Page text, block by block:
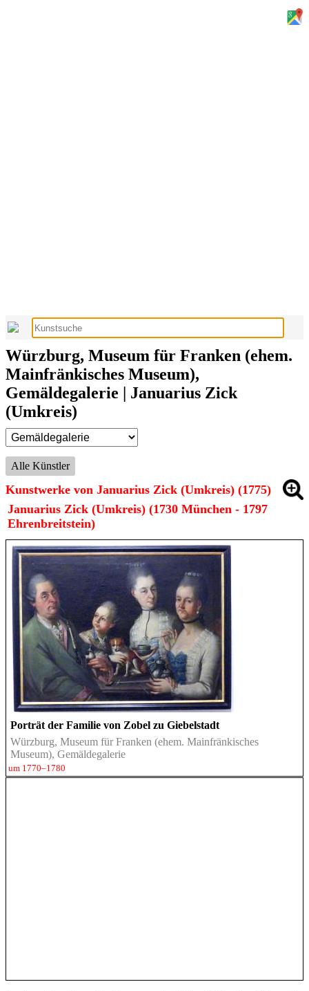
Würzburg, Museum für Franken (ehem.
Mainfränkisches Museum),
Gemäldegalerie | Januarius Zick
(Umkreis)
Alle Künstler
Kunstwerke von Januarius Zick (Umkreis) (1775)
Januarius Zick (Umkreis) (1730 München - 1797
Ehrenbreitstein)
Porträt der Familie von Zobel zu Giebelstadt
Würzburg, Museum für Franken (ehem. Mainfränkisches
Museum), Gemäldegalerie
um 1770–1780